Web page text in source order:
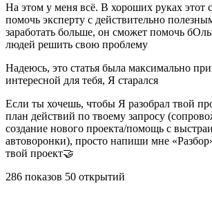
На этом у меня всё. В хороших руках этот
помочь эксперту с действительно
заработать больше, он сможет помочь
людей решить свою проблему
Надеюсь, это статья была максимально
интересной для тебя, Я старался
Если ты хочешь, чтобы Я разобрал твой
план действий по твоему запросу
создание нового проекта/помощь с
автоворонки), просто напиши мне
твой проект🤝
286 показов 50 открытий